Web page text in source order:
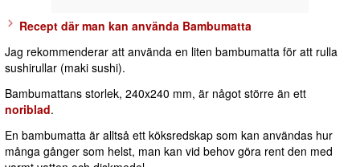
Recept där man kan använda Bambumatta
Jag rekommenderar att använda en liten bambumatta för att rulla
sushirullar (maki sushi).
Bambumattans storlek, 240x240 mm, är något större än ett
noriblad.
En bambumatta är alltså ett köksredskap som kan användas hur
många gånger som helst, man kan vid behov göra rent den med